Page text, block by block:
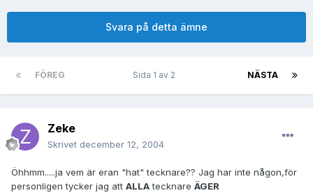
Svara på detta ämne
FÖREG NÄSTA
Sida 1 av 2
Zeke
Skrivet december 12, 2004
Öhhmm.....ja vem är eran "hat" tecknare?? Jag har inte någon,för
personligen tycker jag att ALLAtecknare ÄGER